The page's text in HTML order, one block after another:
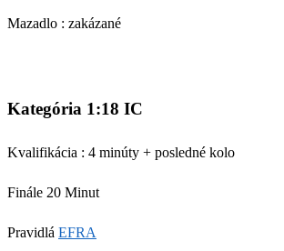
Mazadlo : zakázané
Kategória 1:18 IC
Kvalifikácia : 4 minúty + posledné kolo
Finále 20 Minut
Pravidlá EFRA